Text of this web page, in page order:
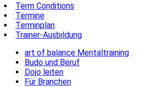
Term Conditions
Termine
Terminplan
Trainer-Ausbildung
art of balance Mentaltraining
Budo und Beruf
Dojo leiten
Für Branchen